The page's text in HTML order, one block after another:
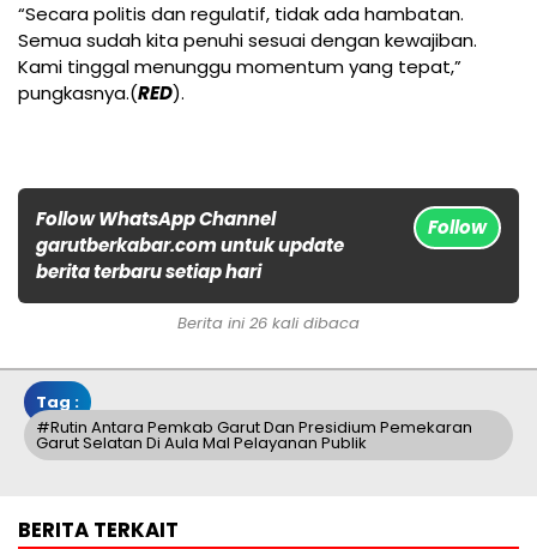
“Secara politis dan regulatif, tidak ada hambatan.
Semua sudah kita penuhi sesuai dengan kewajiban.
Kami tinggal menunggu momentum yang tepat,”
pungkasnya.(RED).
Follow WhatsApp Channel
garutberkabar.com untuk update
berita terbaru setiap hari
Follow
Berita ini 26 kali dibaca
Tag :
#rutin Antara Pemkab Garut Dan Presidium Pemekaran
Garut Selatan Di Aula Mal Pelayanan Publik
BERITA TERKAIT